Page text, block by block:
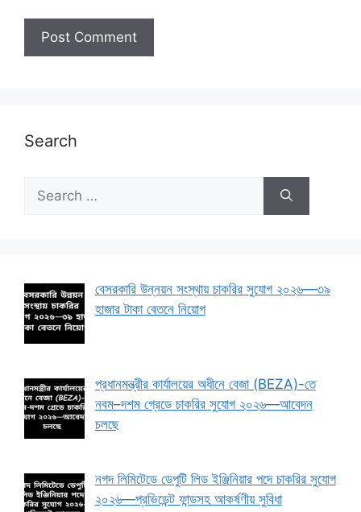
Search
for:
বেসরকারি উন্নয়ন সংস্থায় চাকরির সুযোগ ২০২৬—৩৯
হাজার টাকা বেতনে নিয়োগ
প্রধানমন্ত্রীর কার্যালয়ের অধীনে বেজা (BEZA)-তে
নবম–দশম গ্রেডে চাকরির সুযোগ ২০২৬—আবেদন
চলছে
নগদ লিমিটেডে ডেপুটি লিড ইঞ্জিনিয়ার পদে চাকরির সুযোগ
২০২৬—প্রভিডেন্ট ফান্ডসহ আকর্ষণীয় সুবিধা